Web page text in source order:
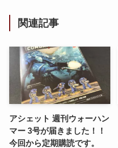
関連記事
アシェット 週刊ウォーハン
マー 3号が届きました！！
今回から定期購読です。